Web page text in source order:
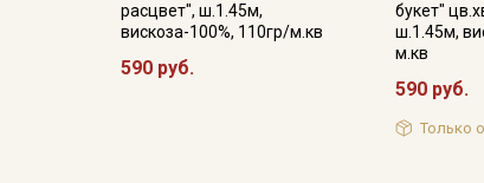
расцвет", ш.1.45м,
вискоза-100%, 110гр/м.кв
590 руб.
букет"
ш.1.45м,
м.кв
590 руб.
Только